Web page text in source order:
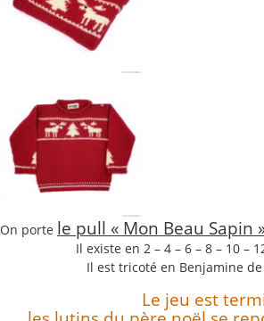
On porte le pull « Mon Beau Sapin
Il existe en 2 – 4 – 6 – 8 – 10 –
Il est tricoté en Benjamine
Le jeu est